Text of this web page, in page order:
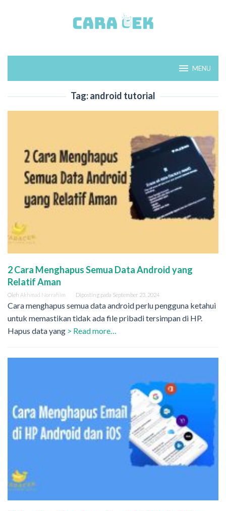
MENU
Tag:android tutorial
2 Cara Menghapus Semua Data Android yang
Relatif Aman
Oleh Akhmad Norrahim Diposting pada September 23, 2024
Cara menghapus semua data android perlu pengguna ketahui
untuk memastikan tidak ada file pribadi tersimpan di HP.
Hapus data yang > Read more…